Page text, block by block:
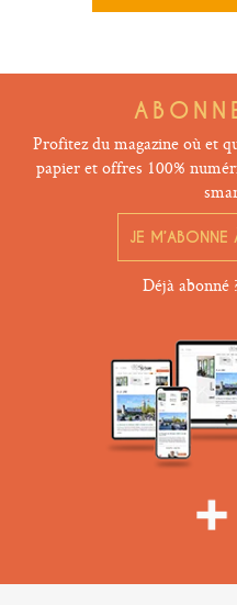
Profitez du magazine où et
papier et offres 100%
JE
Déjà abonné